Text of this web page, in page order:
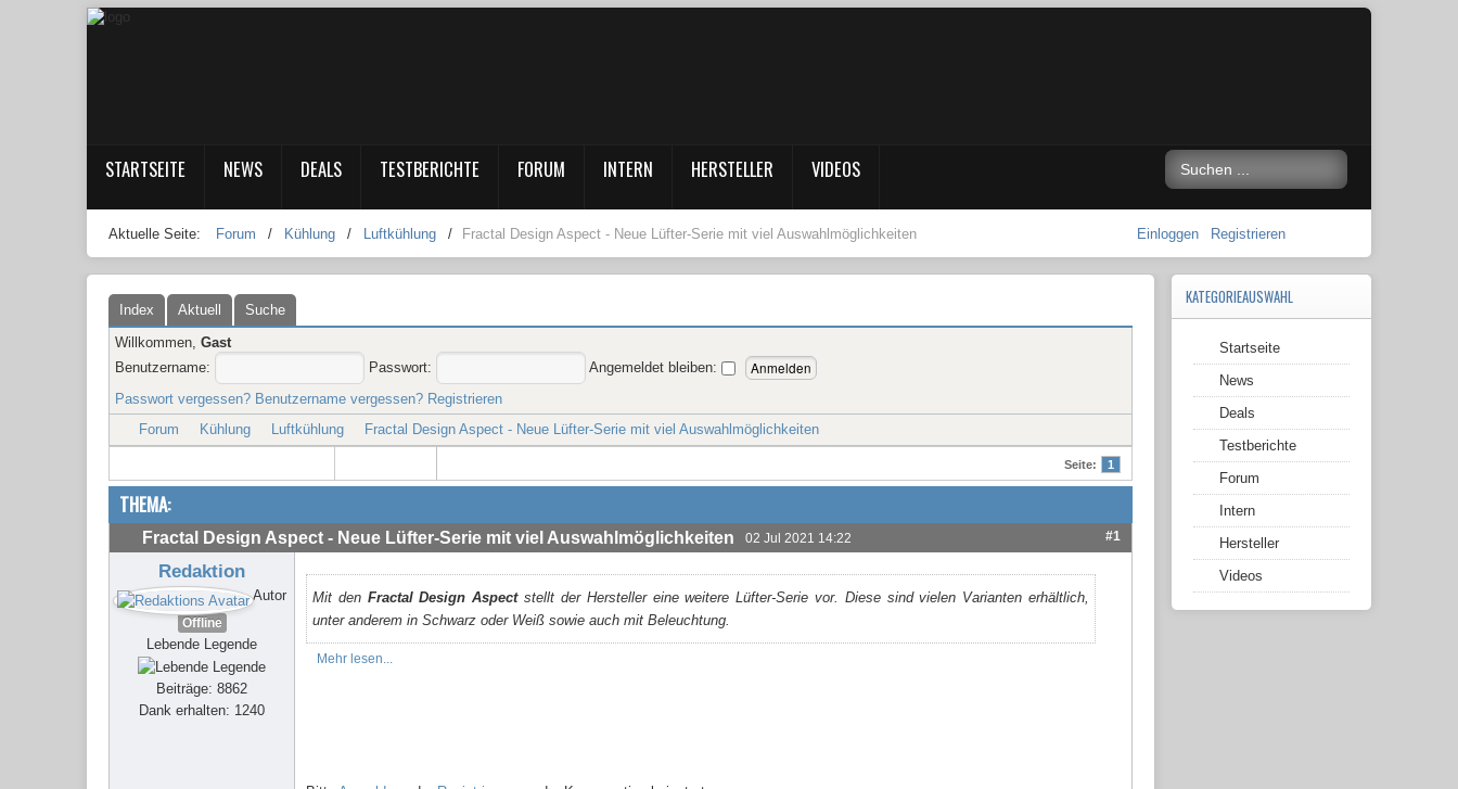
STARTSEITE NEWS DEALS TESTBERICHTE FORUM INTERN HERSTELLER VIDEOS
Aktuelle Seite: Forum / Kühlung / Luftkühlung / Fractal Design Aspect - Neue Lüfter-Serie mit viel Auswahlmöglichkeiten Einloggen Registrieren
Index Aktuell
Suche
Willkommen, Gast
Benutzername:
Passwort:
Angemeldet bleiben:
Passwort vergessen? Benutzername vergessen? Registrieren
Forum
Kühlung Luftkühlung Fractal Design Aspect - Neue Lüfter-Serie mit viel Auswahlmöglichkeiten
Seite: 1
THEMA:
Fractal Design Aspect - Neue Lüfter-Serie mit viel Auswahlmöglichkeiten 02 Jul 2021 14:22 #1
Redaktion
Autor
Offline
Lebende Legende
Beiträge: 8862
Dank erhalten: 1240
Mit den Fractal Design Aspectstellt der Hersteller eine weitere Lüfter-Serie vor. Diese sind vielen Varianten erhältlich,
unter anderem in Schwarz oder Weiß sowie auch mit Beleuchtung.
Mehr lesen...
KATEGORIEAUSWAHL
Startseite
News
Deals
Testberichte
Forum
Intern
Hersteller
Videos